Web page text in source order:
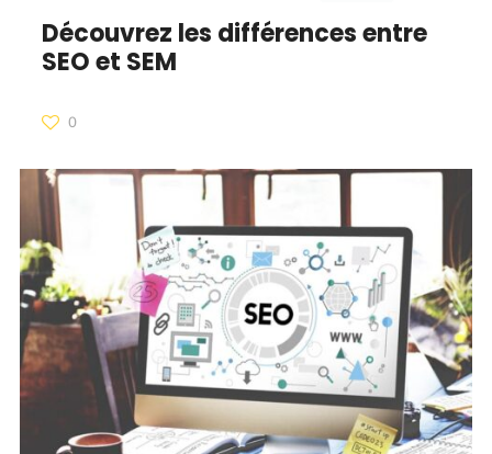
Découvrez les différences entre
SEO et SEM
0